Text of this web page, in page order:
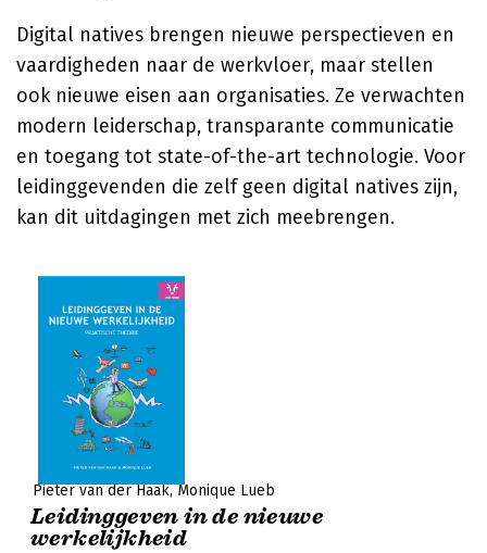
Digital natives brengen nieuwe perspectieven en
vaardigheden naar de werkvloer, maar stellen
ook nieuwe eisen aan organisaties. Ze verwachten
modern leiderschap, transparante communicatie
en toegang tot state-of-the-art technologie. Voor
leidinggevenden die zelf geen digital natives zijn,
kan dit uitdagingen met zich meebrengen.
Pieter van der Haak Monique Lueb
Leidinggeven in de nieuwe
werkelijkheid